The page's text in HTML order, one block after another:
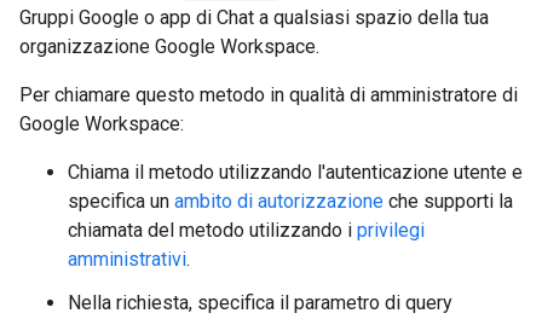
Gruppi Google o app di Chat a qualsiasi spazio della tua
organizzazione Google Workspace.
Per chiamare questo metodo in qualità di amministratore di
Google Workspace:
Chiama il metodo utilizzando l'autenticazione utente e
specifica un ambito di autorizzazione che supporti la
chiamata del metodo utilizzando i privilegi
amministrativi.
Nella richiesta, specifica il parametro di query